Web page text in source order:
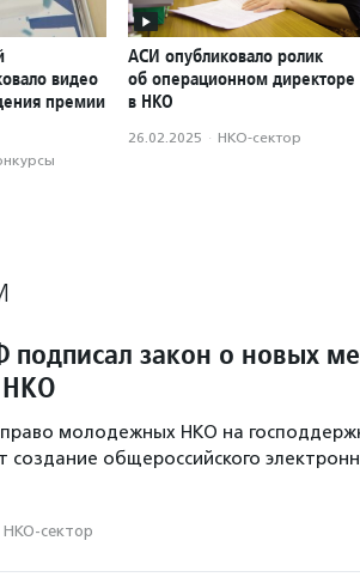
видео
премии
АСИ опубликовало ролик
об операционном директоре
в НКО
26.02.2025 · НКО-сектор
подписал закон о новых
право молодежных НКО на
создание общероссийского
НКО-сектор